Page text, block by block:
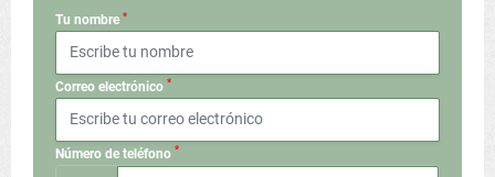
Tu nombre *
Correo electrónico *
Número de teléfono *